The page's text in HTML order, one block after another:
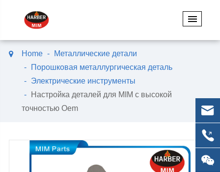
Home
Металлические детали
Порошковая металлургическая деталь
Электрические инструменты
Настройка деталей для MIM с высокой
точностью Oem